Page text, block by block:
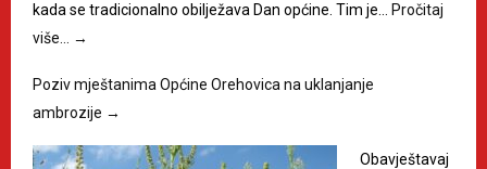
kada se tradicionalno obilježava Dan općine. Tim je… Pročitaj
više… →
Poziv mještanima Općine Orehovica na uklanjanje
ambrozije →
Obavještavaj